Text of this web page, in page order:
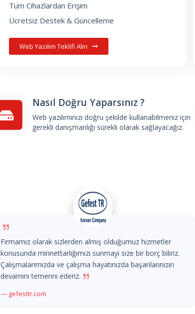
Tüm Cihazlardan Erişim
Ücretsiz Destek & Güncelleme
Web Yazılım Teklifi Alın
Nasıl Doğru Yaparsınız ?
Web yazılımınızı doğru şekilde kullanabilmeniz için
gerekli danışmanlığı sürekli olarak sağlayacağız.
Firmamız olarak sizlerden almış olduğumuz hizmetler
konusunda minnettarlığımızı sunmayı size bir borç biliriz.
Çalışmalarımızda ve çalışma hayatınızda başarılarınızın
devamını temenni ederiz.
gefesttr.com